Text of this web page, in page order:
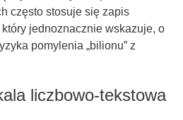
często stosuje się zapis
który jednoznacznie wskazuje, o
pomylenia „bilionu” z
liczbowo-tekstowa